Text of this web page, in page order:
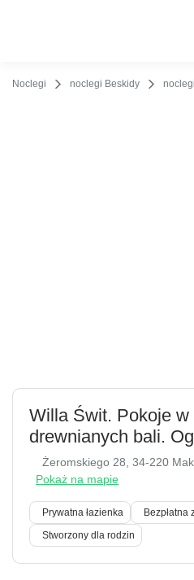
Noclegi noclegi Beskidy
Willa Świt. Pokoje
drewnianych bali.
Żeromskiego 28 , 34-220
Pokaż na mapie
Prywatna łazienka
Stworzony dla rodzin